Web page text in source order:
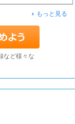
もっと見る
など様々な